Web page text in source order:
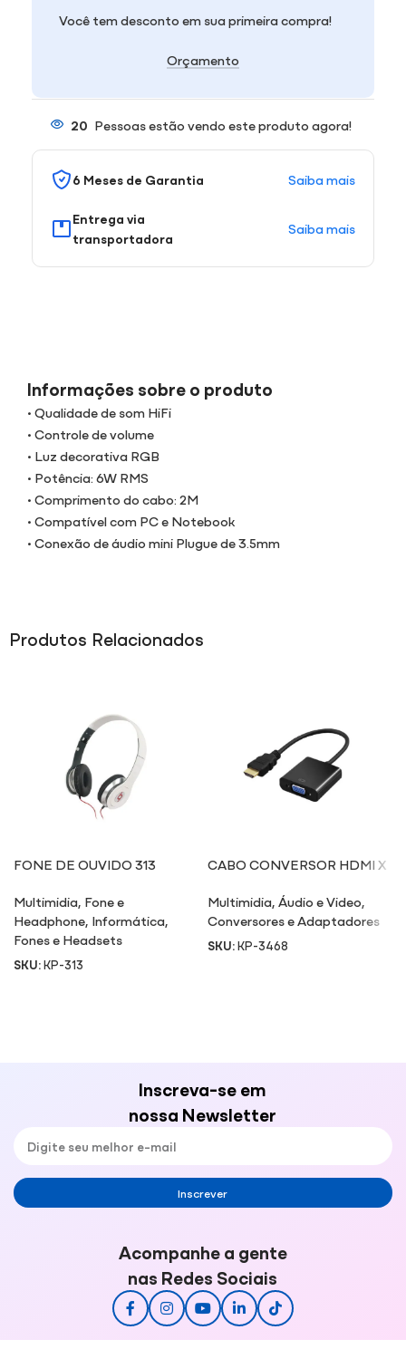
Você tem desconto em sua primeira compra!
Orçamento
20 Pessoas estão vendo este produto agora!
6 Meses de Garantia Saiba mais
Entrega via
transportadora
Saiba mais
Informações sobre o produto
• Qualidade de som HiFi
• Controle de volume
• Luz decorativa RGB
• Potência: 6W RMS
• Comprimento do cabo: 2M
• Compatível com PC e Notebook
• Conexão de áudio mini Plugue de 3.5mm
Produtos Relacionados
FONE DE OUVIDO 313
Multimidia, Fone e
Headphone, Informática,
Fones e Headsets
SKU:KP-313
CABO CONVERSOR HDMI X
Multimidia,Áudio e Video,
Conversores e Adaptadores
SKU:KP-3468
Inscreva-se em
nossa Newsletter
Inscrever
Acompanhe a gente
nas Redes Sociais